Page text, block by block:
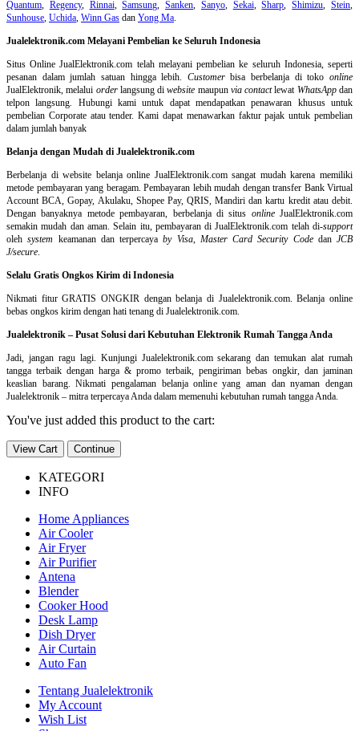
Quantum, Regency, Rinnai,Samsung,Sanken, Sanyo, Sekai,Sharp,Shimizu,Stein,
Sunhouse, Uchida, Winn Gas dan Yong Ma.
Jualelektronik.com Melayani Pembelian ke Seluruh Indonesia
Situs Online JualElektronik.com telah melayani pembelian ke seluruh Indonesia, seperti
pesanan dalam jumlah satuan hingga lebih. Customerbisa berbelanja di tokoonline
JualElektronik, melalui orderlangsung diwebsite maupun via contactlewat WhatsAppdan
telpon langsung. Hubungi kami untuk dapat mendapatkan penawaran khusus untuk
pembelian Corporate atau tender. Kami dapat menawarkan faktur pajak untuk pembelian
dalam jumlah banyak
Belanja dengan Mudah di Jualelektronik.com
Berbelanja diwebsite belanja online JualElektronik.com sangat mudah karena memiliki
metode pembayaran yang beragam. Pembayaran lebih mudah dengan transfer Bank Virtual
Account BCA, Gopay, Akulaku, Shopee Pay, QRIS, Mandiri dan kartu kredit atau debit.
Dengan banyaknya metode pembayaran, berbelanja di situs onlineJualElektronik.com
semakin mudah dan aman. Selain itu, pembayaran di JualElektronik.com telah di-support
olehsystem keamanan dan terpercayaby Visa, Master Card Security Codedan JCB
J/secure.
Selalu Gratis Ongkos Kirim di Indonesia
Nikmati fitur GRATIS ONGKIR dengan belanja di Jualelektronik.com. Belanja online
bebas ongkos kirim dengan hati tenang di Jualelektronik.com.
Jualelektronik – Pusat Solusi dari Kebutuhan Elektronik Rumah Tangga Anda
Jadi, jangan ragu lagi. Kunjungi Jualelektronik.com sekarang dan temukan alat rumah
tangga terbaik dengan harga & promo terbaik, pengiriman bebas ongkir, dan jaminan
keaslian barang. Nikmati pengalaman belanja online yang aman dan nyaman dengan
Jualelektronik – mitra terpercaya Anda dalam memenuhi kebutuhan rumah tangga Anda.
You've just added this product to the cart:
View Cart Continue
KATEGORI
INFO
Home Appliances
Air Cooler
Air Fryer
Air Purifier
Antena
Blender
Cooker Hood
Desk Lamp
Dish Dryer
Air Curtain
Auto Fan
Tentang Jualelektronik
My Account
Wish List